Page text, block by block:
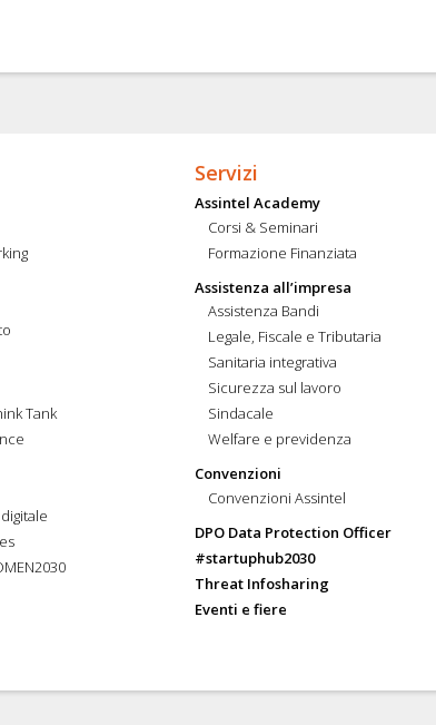
Tank
Servizi
Assintel Academy
Corsi & Seminari
Formazione Finanziata
Assistenza all’impresa
Assistenza Bandi
Legale, Fiscale e Tributaria
Sanitaria integrativa
Sicurezza sul lavoro
Sindacale
Welfare e previdenza
Convenzioni
Convenzioni Assintel
DPO Data Protection Officer
#startuphub2030
Threat Infosharing
Eventi e fiere